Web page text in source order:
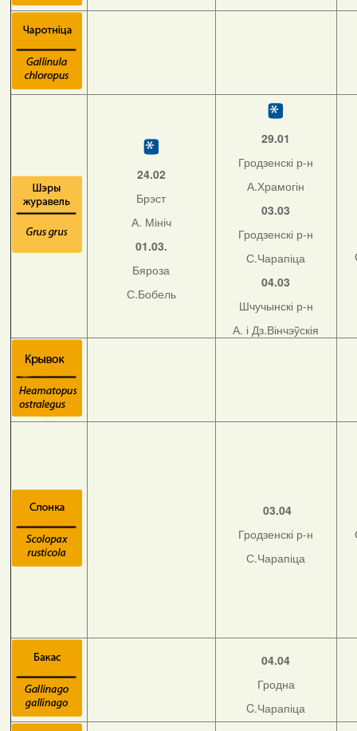
24.02
Брэст
А. Мініч
01.03.
Бяроза
С.Бобель
29.01
Гродзенскі р-н
А.Храмогін
03.03
Гродзенскі р-н
С.Чарапіца
04.03
Шчучынскі р-н
А. і Дз.Вінчэўскія
03.04
Гродзенскі р-н
С.Чарапіца
04.04
Гродна
C.Чарапіца